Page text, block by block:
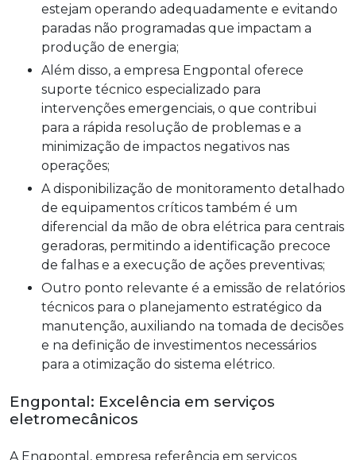
estejam operando adequadamente e evitando
paradas não programadas que impactam a
produção de energia;
Além disso, a empresa Engpontal oferece
suporte técnico especializado para
intervenções emergenciais, o que contribui
para a rápida resolução de problemas e a
minimização de impactos negativos nas
operações;
A disponibilização de monitoramento detalhado
de equipamentos críticos também é um
diferencial da mão de obra elétrica para centrais
geradoras, permitindo a identificação precoce
de falhas e a execução de ações preventivas;
Outro ponto relevante é a emissão de relatórios
técnicos para o planejamento estratégico da
manutenção, auxiliando na tomada de decisões
e na definição de investimentos necessários
para a otimização do sistema elétrico.
Engpontal: Excelência em serviços
eletromecânicos
A Engpontal, empresa referência em serviços